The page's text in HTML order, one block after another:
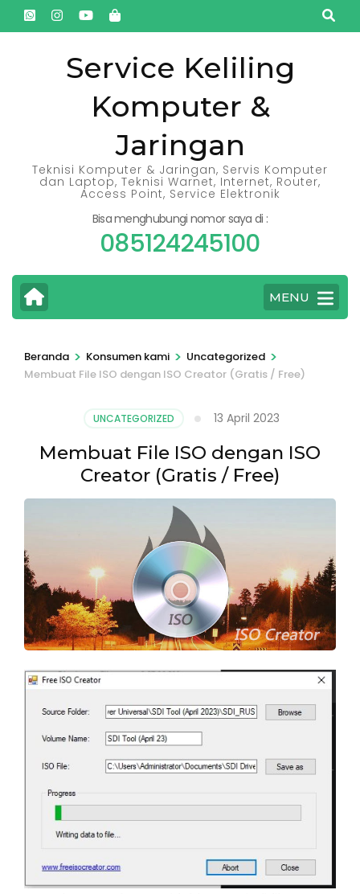
Lompat
ke
Service Keliling
Komputer &
Jaringan
Teknisi Komputer & Jaringan, Servis Komputer
dan Laptop, Teknisi Warnet, Internet, Router,
Access Point, Service Elektronik
Bisa menghubungi nomor saya di :
085124245100
MENU
Beranda > Konsumen kami > Uncategorized >
Membuat File ISO dengan ISO Creator (Gratis / Free)
UNCATEGORIZED 13 April 2023
Membuat File ISO dengan ISO
Creator (Gratis / Free)